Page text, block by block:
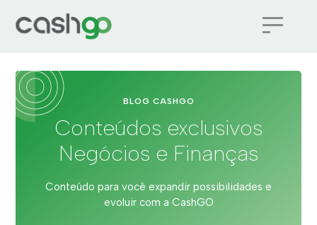
BLOG CASHGO
Conteúdos exclusivos
Negócios e Finanças
Conteúdo para você expandir possibilidades e
evoluir com a CashGO